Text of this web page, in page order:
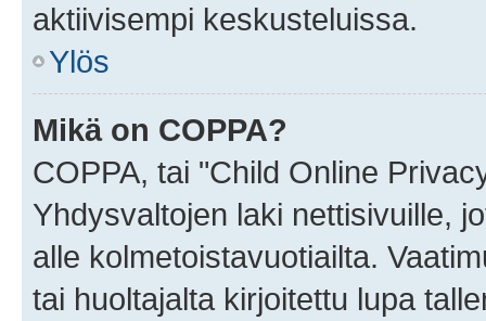
aktiivisempi keskusteluissa.
Ylös
Mikä on COPPA?
COPPA, tai "Child Online
Yhdysvaltojen laki nettisivuille,
alle kolmetoistavuotiailta.
tai huoltajalta kirjoitettu lupa